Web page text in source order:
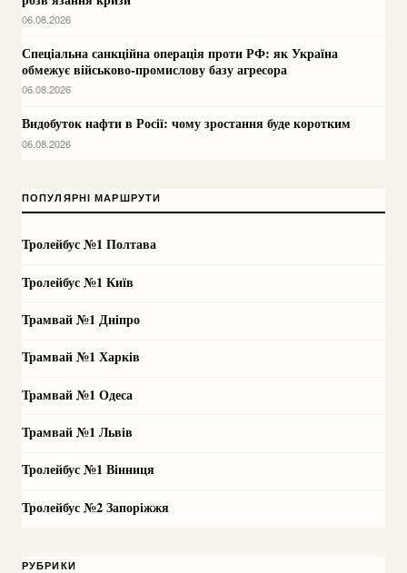
06.08.2026
Спеціальна санкційна операція проти РФ: як Україна
обмежує військово-промислову базу агресора
06.08.2026
Видобуток нафти в Росії: чому зростання буде коротким
06.08.2026
ПОПУЛЯРНІ МАРШРУТИ
Тролейбус №1 Полтава
Тролейбус №1 Київ
Трамвай №1 Дніпро
Трамвай №1 Харків
Трамвай №1 Одеса
Трамвай №1 Львів
Тролейбус №1 Вінниця
Тролейбус №2 Запоріжжя
РУБРИКИ